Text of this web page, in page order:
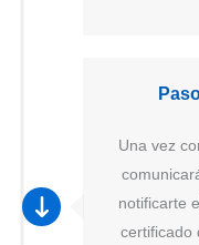
Una vez
notificarte
certificado